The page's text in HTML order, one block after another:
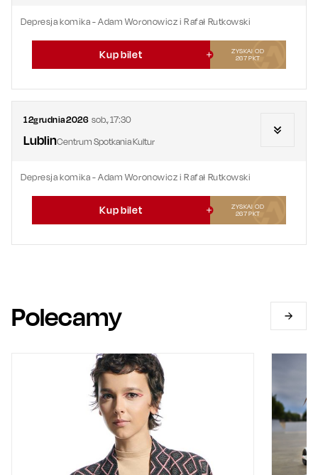
Depresja komika - Adam Woronowicz i Rafał Rutkowski
Kup bilet
ZYSKAJ OD
267PKT
12grudnia2026 sob.,17:30
LublinCentrum Spotkania Kultur
Depresja komika - Adam Woronowicz i Rafał Rutkowski
Kup bilet
ZYSKAJ OD
267PKT
Polecamy